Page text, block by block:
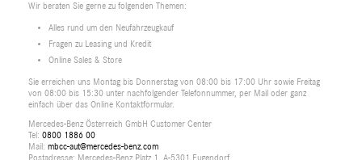
Wir beraten Sie gerne zu folgenden Themen:
Alles rund um den Neufahrzeugkauf
Fragen zu Leasing und Kredit
Online Sales & Store
Sie erreichen uns Montag bis Donnerstag von 08:00 bis 17:00 Uhr sowie Freitag
von 08:00 bis 15:30 unter nachfolgender Telefonnummer, per Mail oder ganz
einfach über das Online Kontaktformular.
Mercedes-Benz Österreich GmbH Customer Center
Tel: 0800 1886 00
Mail: mbcc-aut@mercedes-benz.com
Postadresse: Mercedes-Benz Platz 1, A-5301 Eugendorf